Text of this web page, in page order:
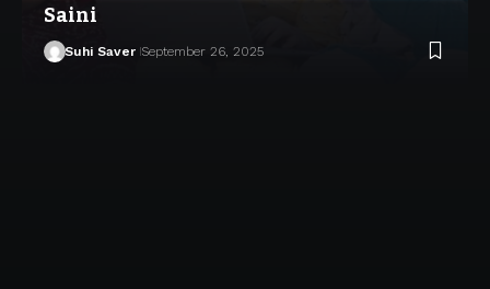
Saini
Suhi Saver September 26, 2025